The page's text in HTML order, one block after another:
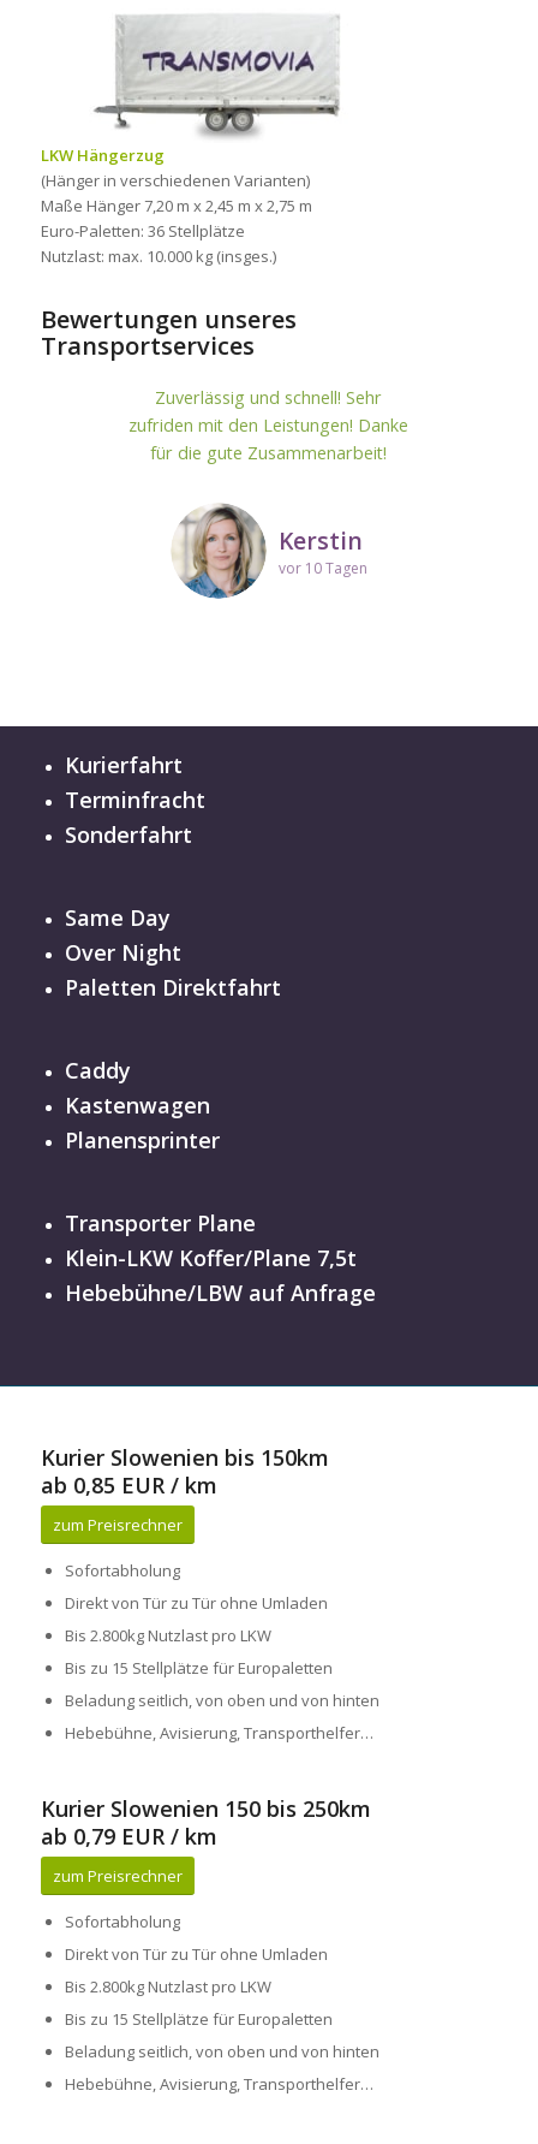
LKW Hängerzug
(Hänger in verschiedenen Varianten)
Maße Hänger 7,20 m x 2,45 m x 2,75 m
Euro-Paletten: 36 Stellplätze
Nutzlast: max. 10.000 kg (insges.)
Bewertungen unseres
Transportservices
Zuverlässig und schnell! Sehr
zufriden mit den Leistungen! Danke
für die gute Zusammenarbeit!
Kerstin
vor 10 Tagen
Kurierfahrt
Terminfracht
Sonderfahrt
Same Day
Over Night
Paletten Direktfahrt
Caddy
Kastenwagen
Planensprinter
Transporter Plane
Klein-LKW Koffer/Plane 7,5t
Hebebühne/LBW auf Anfrage
Kurier Slowenien bis 150km
ab 0,85 EUR / km
zum Preisrechner
Sofortabholung
Direkt von Tür zu Tür ohne Umladen
Bis 2.800kg Nutzlast pro LKW
Bis zu 15 Stellplätze für Europaletten
Beladung seitlich, von oben und von hinten
Hebebühne, Avisierung, Transporthelfer…
Kurier Slowenien 150 bis 250km
ab 0,79 EUR / km
zum Preisrechner
Sofortabholung
Direkt von Tür zu Tür ohne Umladen
Bis 2.800kg Nutzlast pro LKW
Bis zu 15 Stellplätze für Europaletten
Beladung seitlich, von oben und von hinten
Hebebühne, Avisierung, Transporthelfer…